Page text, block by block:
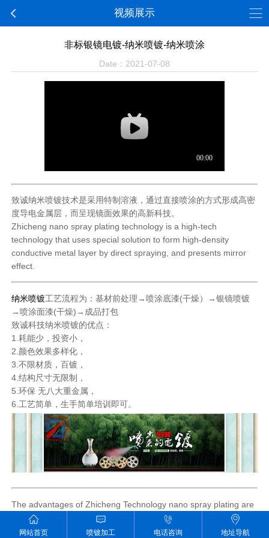
视频展示
非标银镜电镀-纳米喷镀-纳米喷涂
Date：2021-07-08
致诚纳米喷镀技术是采用特制溶液，通过直接喷涂的方式形成高密
度导电金属层，而呈现镜面效果的高新科技。
Zhicheng nano spray plating technology is a high-tech
technology that uses special solution to form high-density
conductive metal layer by direct spraying, and presents mirror
effect.
纳米喷镀工艺流程为：基材前处理→喷涂底漆(干燥）→银镜喷镀
→喷涂面漆(干燥)→成品打包
致诚科技纳米喷镀的优点：
1.耗能少，投资小，
2.颜色效果多样化，
3.不限材质，百镀，
4.结构尺寸无限制，
5.环保 无八大重金属，
6.工艺简单，生手简单培训即可。
The advantages of Zhicheng Technology nano spray plating are
as follows:
1. Low energy consumption and investment,
网站首页 喷镀加工 电话咨询 地址导航